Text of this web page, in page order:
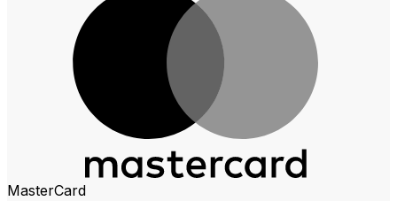
MasterCard